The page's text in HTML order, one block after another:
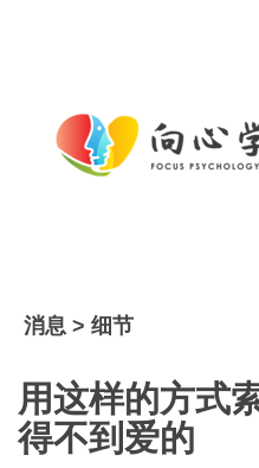
消息 > 细节
用这样的方式
得不到爱的